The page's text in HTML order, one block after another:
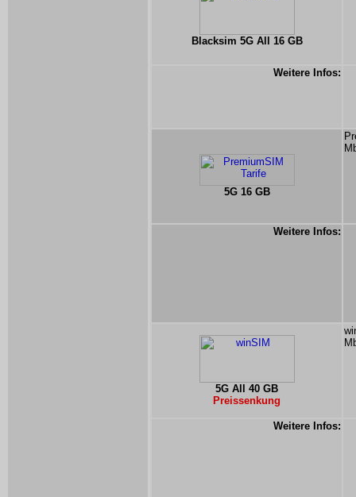
Blacksim 5G All 16 GB
Weitere Infos:
5G 16 GB
Weitere Infos:
5G All 40 GB
Preissenkung
Weitere Infos: